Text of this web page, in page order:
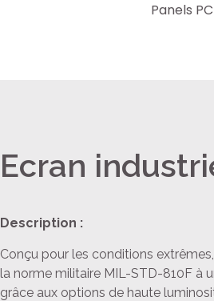
Panels PC
Ecran
Description :
Conçu pour les conditions
la norme militaire MIL-STD-810F à
grâce aux options de haute